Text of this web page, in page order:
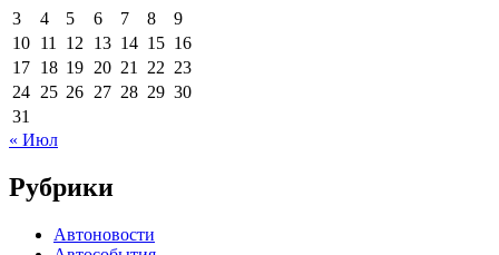
3
4 5 6 7 8
9
10 11 12 13 14 15 16
17 18 19 20 21 22 23
24 25 26 27 28 29 30
31
« Июл
Рубрики
Автоновости